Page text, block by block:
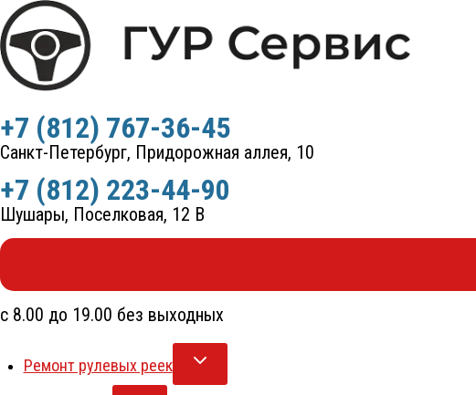
Перейти
к
содержимому
+7 (812) 767-36-45
Санкт-Петербург, Придорожная аллея, 10
+7 (812) 223-44-90
Шушары, Поселковая, 12 В
с 8.00 до 19.00 без выходных
Ремонт рулевых реек